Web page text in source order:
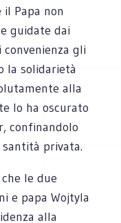
Papa non
guidate dai
gli
la solidarietà
alla
lo ha oscurato
confinandolo
privata.
le due
e papa Wojtyla
alla